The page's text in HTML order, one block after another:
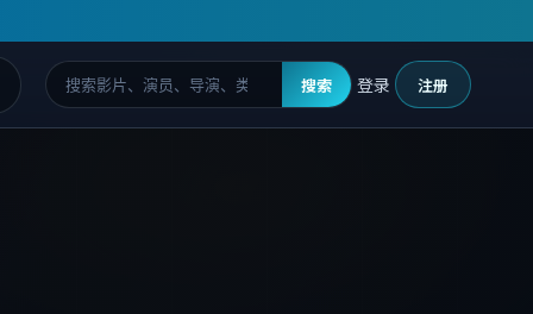
搜索 登录 注册